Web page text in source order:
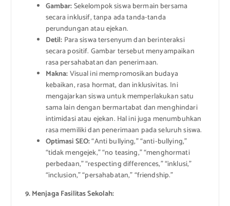
Gambar:Sekelompok siswa bermain bersama
secara inklusif, tanpa ada tanda-tanda
perundungan atau ejekan.
Detil: Para siswa tersenyum dan berinteraksi
secara positif. Gambar tersebut menyampaikan
rasa persahabatan dan penerimaan.
Makna:Visual ini mempromosikan budaya
kebaikan, rasa hormat, dan inklusivitas. Ini
mengajarkan siswa untuk memperlakukan satu
sama lain dengan bermartabat dan menghindari
intimidasi atau ejekan. Hal ini juga menumbuhkan
rasa memiliki dan penerimaan pada seluruh siswa.
Optimasi SEO:“Anti bullying,” “anti-bullying,”
“tidak mengejek,” “no teasing,” “menghormati
perbedaan,” “respecting differences,” “inklusi,”
“inclusion,” “persahabatan,” “friendship.”
9. Menjaga Fasilitas Sekolah: